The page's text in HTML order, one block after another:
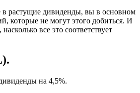
в растущие дивиденды, вы в основном
которые не могут этого добиться. И
все это соответствует
на 4,5%.